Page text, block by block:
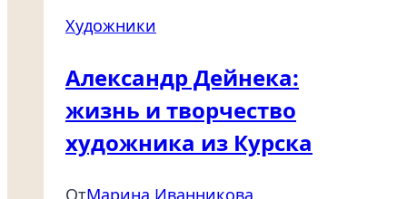
темы
творчестве
Художники
Александр Дейнека:
жизнь и творчество
художника из Курска
ОтМарина Иванникова